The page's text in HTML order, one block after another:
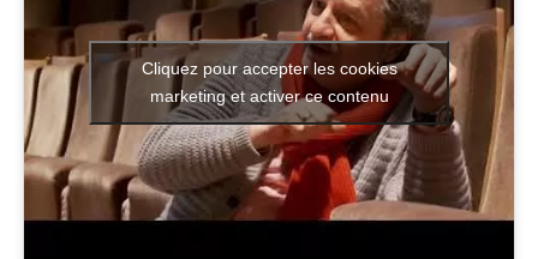
Cliquez pour accepter les cookies
marketing et activer ce contenu